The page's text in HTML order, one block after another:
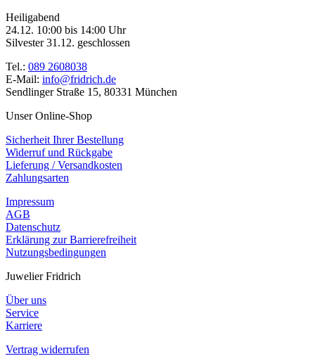
Heiligabend
24.12. 10:00 bis 14:00 Uhr
Silvester 31.12. geschlossen
Tel.: 089 2608038
E-Mail: info@fridrich.de
Sendlinger Straße 15, 80331 München
Unser Online-Shop
Sicherheit Ihrer Bestellung
Widerruf und Rückgabe
Lieferung / Versandkosten
Zahlungsarten
Impressum
AGB
Datenschutz
Erklärung zur Barrierefreiheit
Nutzungsbedingungen
Juwelier Fridrich
Über uns
Service
Karriere
Vertrag widerrufen